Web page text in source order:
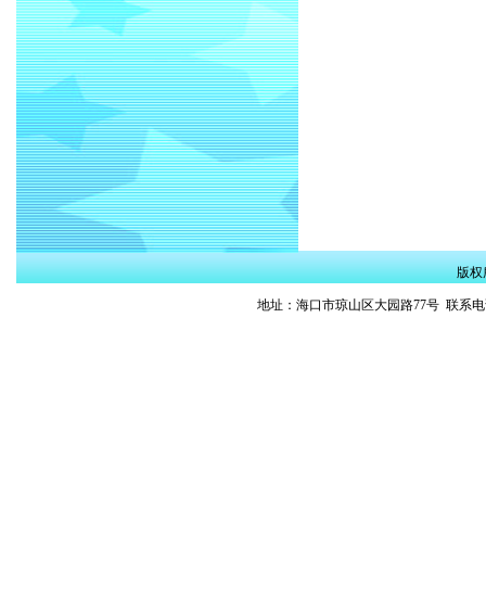
版权
地址：海口市琼山区大园路77号 联系电